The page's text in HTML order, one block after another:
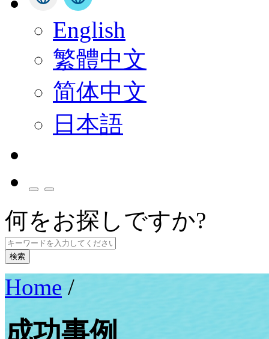
English
繁體中文
简体中文
日本語
何をお探しですか?
検索
Home /
成功事例